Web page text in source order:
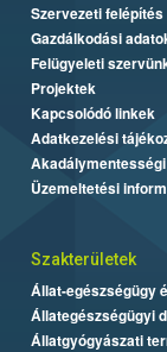
Szervezeti felépítés
Gazdálkodási
Felügyeleti
Projektek
Kapcsolódó linkek
Adatkezelési
Üzemeltetési
Szakterületek
Állat-egészségügy
Állategészségügyi
Állatgyógyászati